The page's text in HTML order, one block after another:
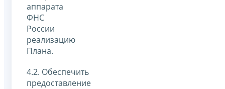
аппарата
ФНС
России
реализацию
Плана.
4.2. Обеспечить
предоставление